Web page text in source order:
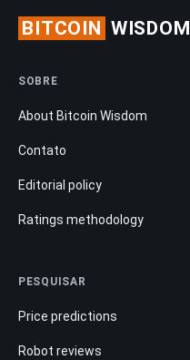
BITCOIN WISDOM
SOBRE
About Bitcoin Wisdom
Contato
Editorial policy
Ratings methodology
PESQUISAR
Price predictions
Robot reviews